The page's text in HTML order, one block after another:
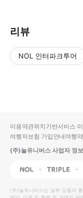
리뷰
NOL 인터파크투어
입니
다.
높
동
순
상
이용약관위치기반서비스
여행자보험 가입안내여행
(주)놀유니버스 사업자 정보
NOL Triple
(주)놀유니버스는 일부 상품의